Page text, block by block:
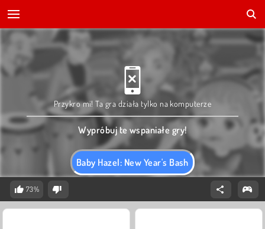
Baby Hazel: New Year's Bash
Przykro mi! Ta gra działa tylko na komputerze
Wypróbuj te wspaniałe gry!
73%